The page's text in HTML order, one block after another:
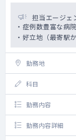
担当エージェ
・症例数豊富な病
・好立地（最寄駅
勤務地
科目
勤務内容
勤務内容詳細